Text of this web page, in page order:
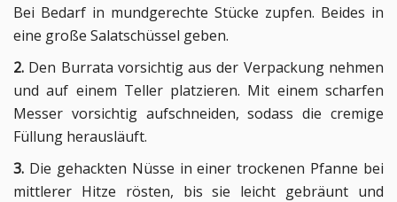
Bei Bedarf in mundgerechte Stücke zupfen. Beides in
eine große Salatschüssel geben.
2. Den Burrata vorsichtig aus der Verpackung nehmen
und auf einem Teller platzieren. Mit einem scharfen
Messer vorsichtig aufschneiden, sodass die cremige
Füllung herausläuft.
3. Die gehackten Nüsse in einer trockenen Pfanne bei
mittlerer Hitze rösten, bis sie leicht gebräunt und